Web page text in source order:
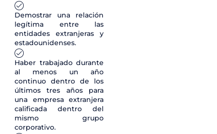
Demostrar una relación
legítima entre las
entidades extranjeras y
estadounidenses.
Haber trabajado durante
al menos un año
continuo dentro de los
últimos tres años para
una empresa extranjera
calificada dentro del
mismo grupo
corporativo.